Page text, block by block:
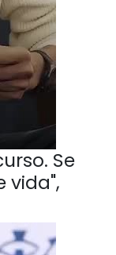
Se
vida",